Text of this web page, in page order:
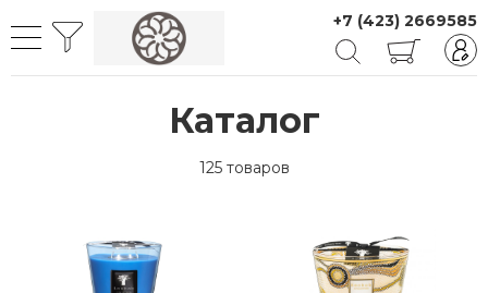
+7 (423) 2669585
Каталог
125 товаров